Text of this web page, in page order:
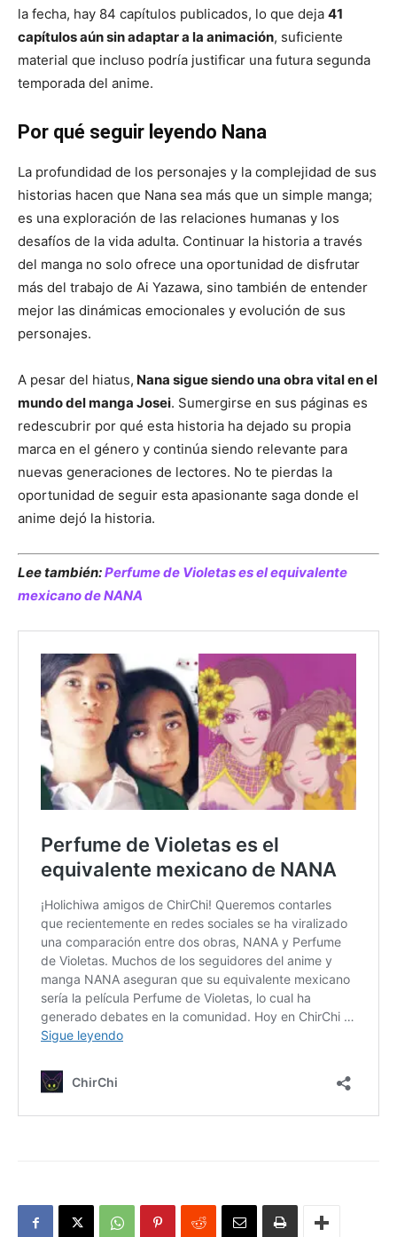
la fecha, hay 84 capítulos publicados, lo que deja 41
capítulos aún sin adaptar a la animación, suficiente
material que incluso podría justificar una futura segunda
temporada del anime.
Por qué seguir leyendo Nana
La profundidad de los personajes y la complejidad de sus
historias hacen que Nana sea más que un simple manga;
es una exploración de las relaciones humanas y los
desafíos de la vida adulta. Continuar la historia a través
del manga no solo ofrece una oportunidad de disfrutar
más del trabajo de Ai Yazawa, sino también de entender
mejor las dinámicas emocionales y evolución de sus
personajes.
A pesar del hiatus, Nana sigue siendo una obra vital en el
mundo del manga Josei. Sumergirse en sus páginas es
redescubrir por qué esta historia ha dejado su propia
marca en el género y continúa siendo relevante para
nuevas generaciones de lectores. No te pierdas la
oportunidad de seguir esta apasionante saga donde el
anime dejó la historia.
Lee también:Perfume de Violetas es el equivalente
mexicano de NANA